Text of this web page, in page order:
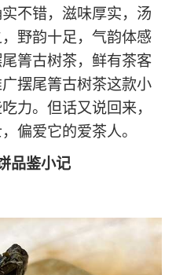
不错，滋味厚实，汤
野韵十足，气韵体感
箐古树茶，鲜有茶客
摆尾箐古树茶这款小
力。但话又说回来，
偏爱它的爱茶人。
品鉴小记